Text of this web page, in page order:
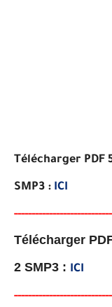
Télécharger PDF
SMP3 : ICI
-------------------------
Télécharger
2 SMP3 : ICI
---------------------------